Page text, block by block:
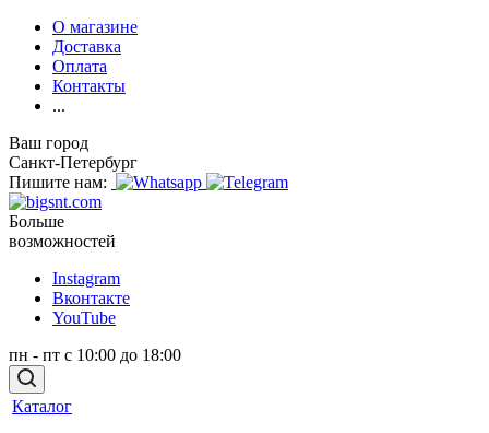
О магазине
Доставка
Оплата
Контакты
...
Ваш город
Санкт-Петербург
Пишите нам:
Больше
возможностей
Instagram
Вконтакте
YouTube
пн - пт с 10:00 до 18:00
Каталог